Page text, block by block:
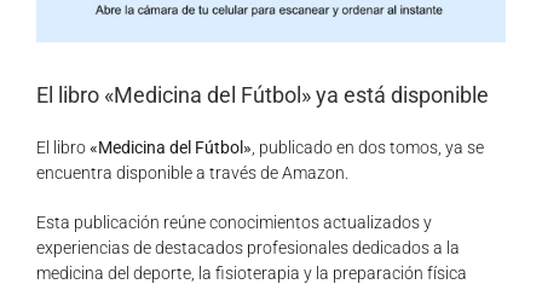
El libro «Medicina del Fútbol» ya está disponible
El libro«Medicina del Fútbol» , publicado en dos tomos, ya se
encuentra disponible a través de Amazon.
Esta publicación reúne conocimientos actualizados y
experiencias de destacados profesionales dedicados a la
medicina del deporte, la fisioterapia y la preparación física